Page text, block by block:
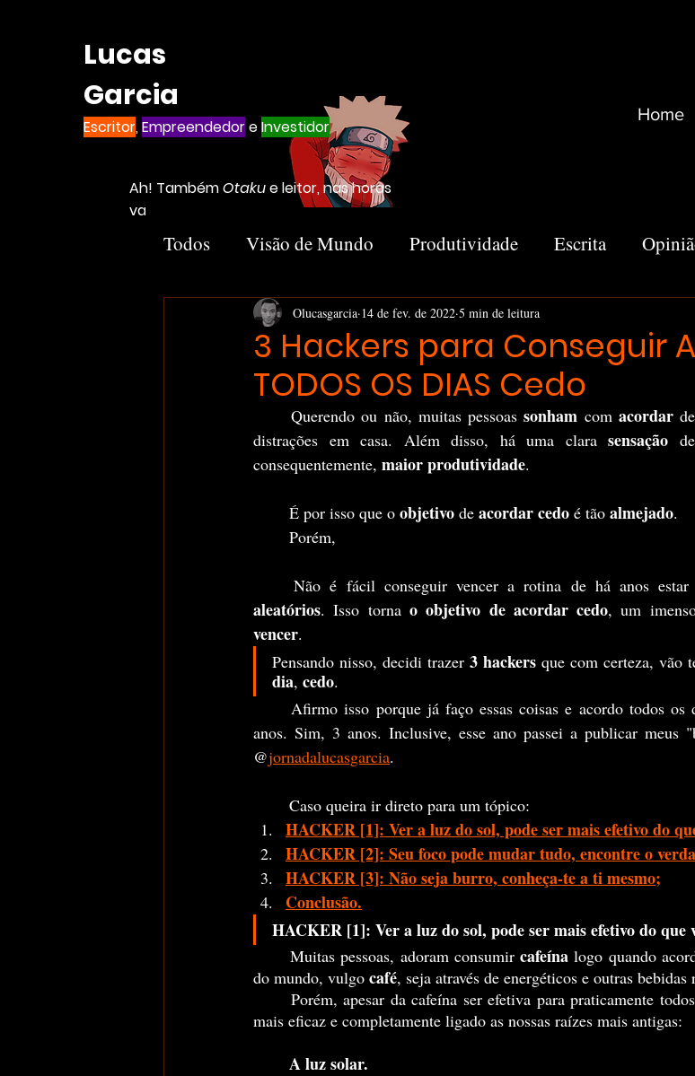
Lucas
Garcia
Escritor,EmpreendedoreInvestidor
Ah! TambémOtakue leitor, nas horas
vagas
Home
Todos Visão de Mundo Produtividade Escrita
Introvertido Livros Recomendações
Negócios
3 Hackers para Conseguir
TODOS OS DIAS Cedo
Olucasgarcia 14 de fev. de 2022 5 min de leitura
	Querendo ou não, muitas pessoas
sonham com acordar de
distrações em casa. Além disso, há uma clara sensação
consequentemente, maior produtividade.
	É por isso que o
objetivo de acordar cedo é tão almejado.
	Porém,
Não é fácil conseguir vencer a rotina de há anos
aleatórios. Isso torna o objetivo de acordar cedo
vencer
Pensando nisso, decidi trazer 3 hackers que com certeza, vão
dia, cedo.
	Afirmo isso porque já faço essas coisas e acordo todos os dias no mesmo horário a quase 3
anos. Sim, 3 anos. Inclusive, esse ano passei a publicar meus
@jornadalucasgarcia.
	Caso queira ir direto para um tópico:
HACKER [1]: Ver a luz do sol, pode ser mais efetivo do
HACKER [2]: Seu foco pode mudar tudo, encontre o
HACKER [3]: Não seja burro, conheça-te a ti mesmo;
Conclusão.
HACKER [1]: Ver a luz do sol, pode ser mais efetivo do que
	Muitas pessoas, adoram consumir
cafeína logo quando
do mundo, vulgo café, seja através de energéticos e outras bebidas
mais eficaz e completamente ligado as nossas raízes mais antigas:
A luz solar.